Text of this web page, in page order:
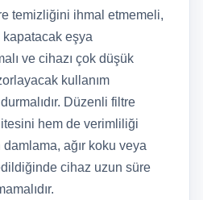
temizliğini ihmal etmemeli,
kapatacak eşya
ve cihazı çok düşük
kullanım
Düzenli filtre
hem de verimliliği
ağır koku veya
cihaz uzun süre